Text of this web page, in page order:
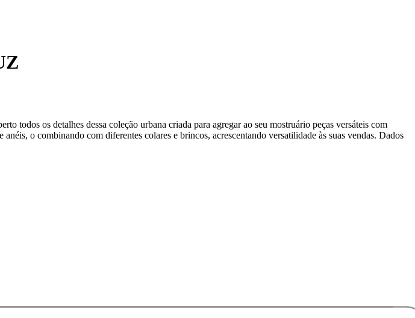
todos os detalhes dessa coleção urbana criada para agregar ao seu mostruário peças versáteis com
o combinando com diferentes colares e brincos, acrescentando versatilidade às suas vendas. Dados